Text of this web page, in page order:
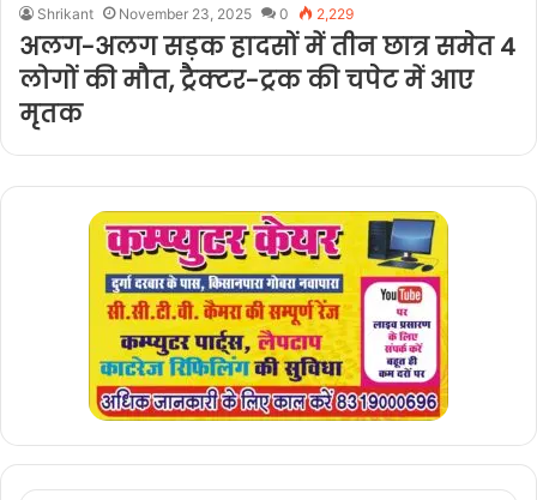
Shrikant November 23, 2025 0 2,229
अलग-अलग सड़क हादसों में तीन छात्र समेत 4
लोगों की मौत, ट्रैक्टर-ट्रक की चपेट में आए
मृतक